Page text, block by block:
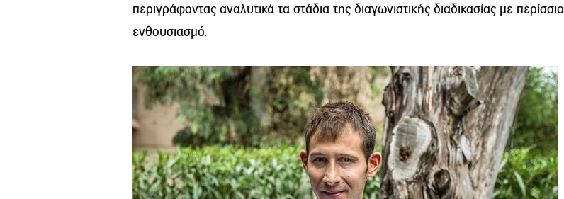
περιγράφοντας αναλυτικά τα στάδια της διαγωνιστικής διαδικασίας με περίσσιο
ενθουσιασμό.